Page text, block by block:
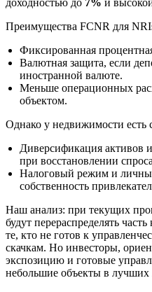
Преимущества FCNR для
Фиксированная
Валютная защита, если
иностранной валюте.
Меньше операционных
объектом.
Однако у недвижимости есть
Диверсификация активов
при восстановлении
Налоговый режим и
собственность
Наш анализ: при текущих
будут перераспределять
те, кто не готов к
скачкам. Но инвесторы,
экспозицию и готовые
небольшие объекты в лучших